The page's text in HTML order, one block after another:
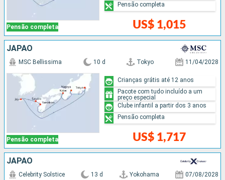
Pensão completa US$ 1,015
Pensão completa
JAPÃO
Pensão completa
MSC Bellissima 10 d Tokyo 11/04/2028
US$ 1,717
Crianças grátis até 12 anos
Pacote com tudo incluído a um
preço especial
Clube infantil a partir dos 3 anos
Pensão completa
JAPÃO
Celebrity Solstice 13 d Yokohama 07/08/2028